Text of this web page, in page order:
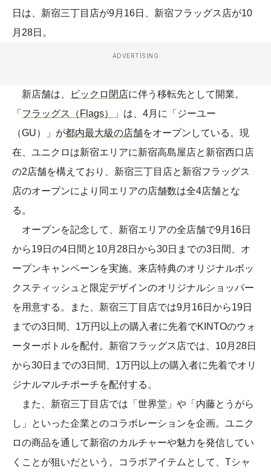
日は、新宿三丁目店が9月16日、新宿フラッグス店が10
月28日。
ADVERTISING
新店舗は、 ビックロ閉店に伴う移転先として開業。
「 フラッグス（Flags）
」は、4月に「ジーユー
（GU）」が都内最大級の店舗をオープンしている。現
在、ユニクロは新宿エリアに新宿高島屋店と新宿西口店
の2店舗を構えており、新宿三丁目店と新宿フラッグス
店のオープンにより同エリアの店舗数は全4店舗とな
る。
オープンを記念して、新宿エリアの全店舗で9月16日
から19日の4日間と10月28日から30日までの3日間、オ
ープンキャンペーンを実施。来店特典のオリジナルボッ
クスティッシュと限定デザインのオリジナルショッパー
を用意する。また、新宿三丁目店では9月16日から19日
までの3日間、1万円以上の購入者に先着でKINTOのウォ
ーターボトルを配付。新宿フラッグス店では、10月28日
から30日までの3日間、1万円以上の購入者に先着でオリ
ジナルマルチポーチを配付する。
また、新宿三丁目店では「世界堂」や「内藤とうがら
し」といった企業とのコラボレーションを企画。ユニク
ロの商品を通して新宿のカルチャーや魅力を発信してい
くことが狙いだという。コラボアイテムとして、Tシャ